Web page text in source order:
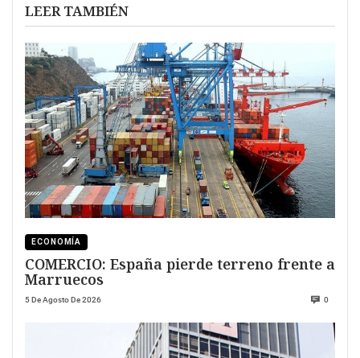
LEER TAMBIÉN
ECONOMÍA
COMERCIO: España pierde terreno frente a
Marruecos
5 De Agosto De 2026 0